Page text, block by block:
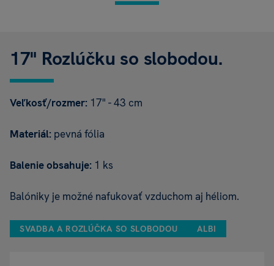
17" Rozlúčku so slobodou.
Veľkosť/rozmer: 17" - 43 cm
Materiál: pevná fólia
Balenie obsahuje: 1 ks
Balóniky je možné nafukovať vzduchom aj héliom.
SVADBA A ROZLÚČKA SO SLOBODOU ALBI